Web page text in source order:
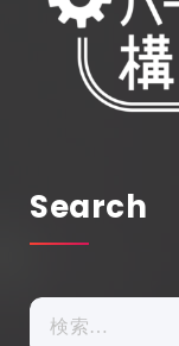
Search
検
索: